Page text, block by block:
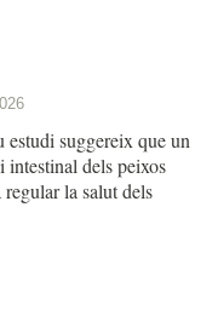
estudi suggereix que un
intestinal dels peixos
regular la salut dels